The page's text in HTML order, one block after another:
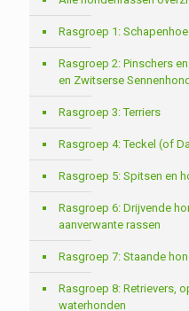
Rasgroep 1:
Rasgroep 2: Pinschers
en Zwitserse
Rasgroep 3: Terriers
Rasgroep 4: Teckel (of
Rasgroep 5: Spitsen en
Rasgroep 6: Drijvende
aanverwante rassen
Rasgroep 7: Staande
Rasgroep 8: Retrievers,
waterhonden